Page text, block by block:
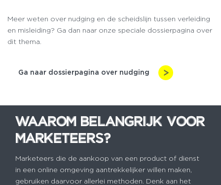
Meer weten over nudging en de scheidslijn tussen verleiding
en misleiding? Ga dan naar onze speciale dossierpagina over
dit thema.
Ga naar dossierpagina over nudging
WAAROM BELANGRIJK VOOR
MARKETEERS?
WAAROM BELANGRIJK VOOR
MARKETEERS?
Marketeers die de aankoop van een product of dienst
in een online omgeving aantrekkelijker willen maken,
gebruiken daarvoor allerlei methoden. Denk aan het